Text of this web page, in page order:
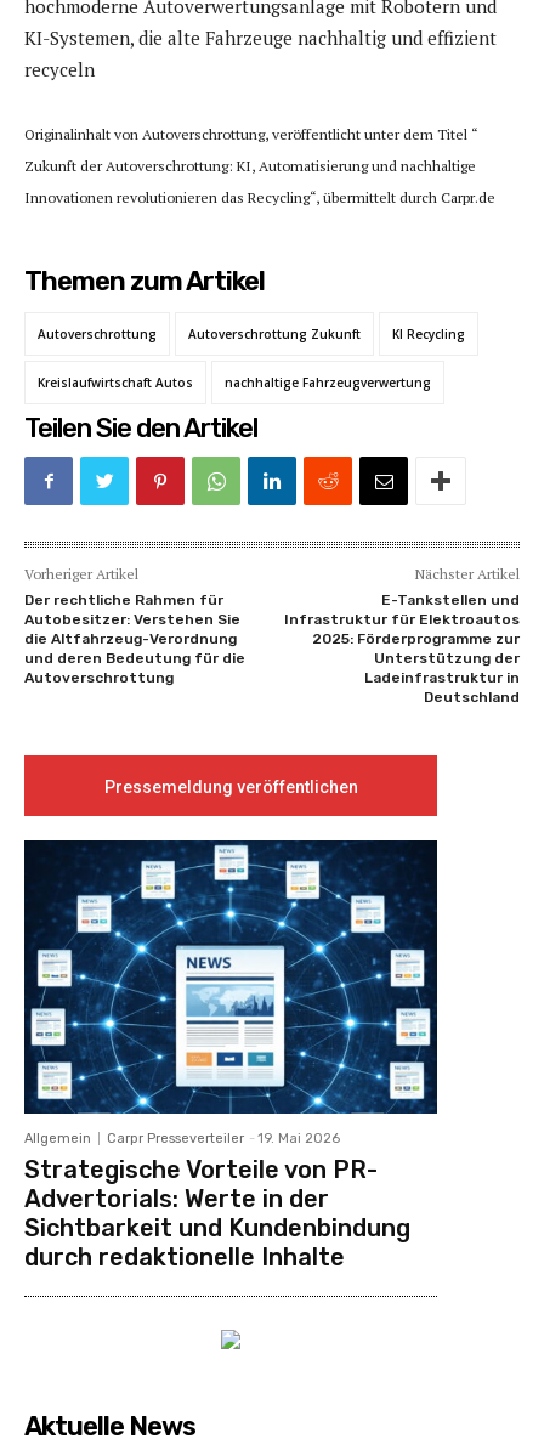
hochmoderne Autoverwertungsanlage mit Robotern und
KI-Systemen, die alte Fahrzeuge nachhaltig und effizient
recyceln
Originalinhalt von Autoverschrottung, veröffentlicht unter dem Titel “
Zukunft der Autoverschrottung: KI, Automatisierung und nachhaltige
Innovationen revolutionieren das Recycling“, übermittelt durch Carpr.de
Themen zum Artikel
Autoverschrottung Autoverschrottung Zukunft KI Recycling
Kreislaufwirtschaft Autos nachhaltige Fahrzeugverwertung
Teilen Sie den Artikel
Vorheriger Artikel
Der rechtliche Rahmen für
Autobesitzer: Verstehen Sie
die Altfahrzeug-Verordnung
und deren Bedeutung für die
Autoverschrottung
Nächster Artikel
E-Tankstellen und
Infrastruktur für Elektroautos
2025: Förderprogramme zur
Unterstützung der
Ladeinfrastruktur in
Deutschland
Pressemeldung veröffentlichen
Allgemein Carpr Presseverteiler - 19. Mai 2026
Strategische Vorteile von PR-
Advertorials: Werte in der
Sichtbarkeit und Kundenbindung
durch redaktionelle Inhalte
Aktuelle News